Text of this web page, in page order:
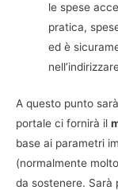
le spese
pratica,
ed è
A questo punto
portale ci fornirà il
base ai parametri
(normalmente
da sostenere. Sarà